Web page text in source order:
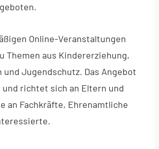
Online-Veranstaltungen
Themen aus Kindererziehung,
und Jugendschutz. Das Angebot
richtet sich an Eltern und
an Fachkräfte, Ehrenamtliche